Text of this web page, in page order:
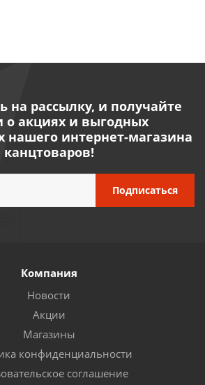
на рассылку, и получайте
о акциях и выгодных
нашего интернет-магазина
канцтоваров!
Компания
Новости
Акции
Магазины
конфиденциальности
соглашение